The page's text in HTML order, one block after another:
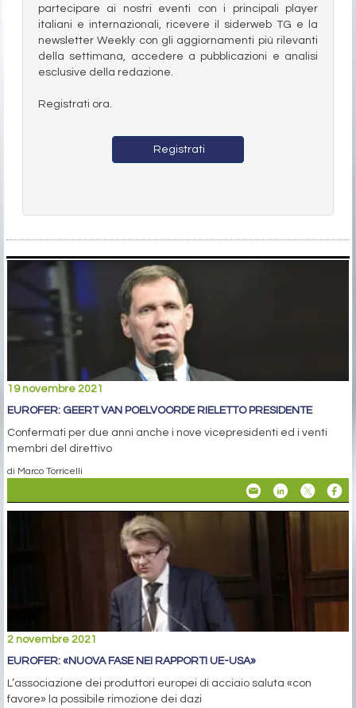
partecipare ai nostri eventi con i principali player
italiani e internazionali, ricevere il siderweb TG e la
newsletter Weekly con gli aggiornamenti più rilevanti
della settimana, accedere a pubblicazioni e analisi
esclusive della redazione.
Registrati ora.
Registrati
19 novembre 2021
EUROFER: GEERT VAN POELVOORDE RIELETTO PRESIDENTE
Confermati per due anni anche i nove vicepresidenti ed i venti
membri del direttivo
di Marco Torricelli
2 novembre 2021
EUROFER: «NUOVA FASE NEI RAPPORTI UE-USA»
L’associazione dei produttori europei di acciaio saluta «con
favore» la possibile rimozione dei dazi